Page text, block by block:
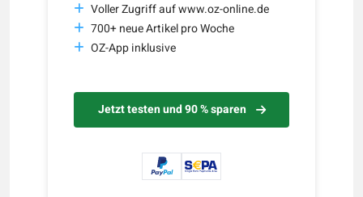
Voller Zugriff auf www.oz-online.de
700+ neue Artikel pro Woche
OZ-App inklusive
Jetzt testen und 90 % sparen